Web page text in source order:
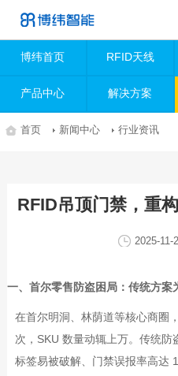
博纬首页 RFID天线
产品中心 解决方案
首页 新闻中心 行业资讯
RFID吊顶门禁，重
2025-11-
一、首尔零售防盗困局：传统方案
在首尔明洞、林荫道等核心商圈
次， SKU 数量动辄上万。传统防
标签易被破解、门禁误报率高达